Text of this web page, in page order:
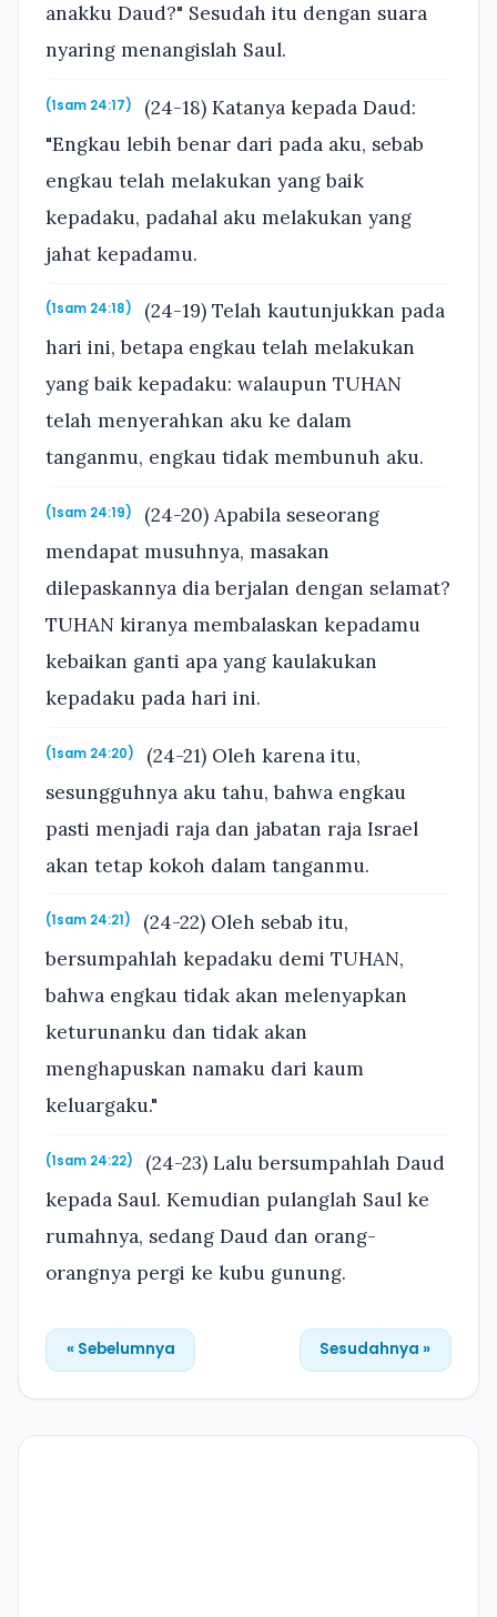
anakku Daud?" Sesudah itu dengan suara
nyaring menangislah Saul.
(1sam 24:17)
(24-18) Katanya kepada Daud:
"Engkau lebih benar dari pada aku, sebab
engkau telah melakukan yang baik
kepadaku, padahal aku melakukan yang
jahat kepadamu.
(1sam 24:18)
(24-19) Telah kautunjukkan pada
hari ini, betapa engkau telah melakukan
yang baik kepadaku: walaupun TUHAN
telah menyerahkan aku ke dalam
tanganmu, engkau tidak membunuh aku.
(1sam 24:19)
(24-20) Apabila seseorang
mendapat musuhnya, masakan
dilepaskannya dia berjalan dengan selamat?
TUHAN kiranya membalaskan kepadamu
kebaikan ganti apa yang kaulakukan
kepadaku pada hari ini.
(1sam 24:20)
(24-21) Oleh karena itu,
sesungguhnya aku tahu, bahwa engkau
pasti menjadi raja dan jabatan raja Israel
akan tetap kokoh dalam tanganmu.
(1sam 24:21)
(24-22) Oleh sebab itu,
bersumpahlah kepadaku demi TUHAN,
bahwa engkau tidak akan melenyapkan
keturunanku dan tidak akan
menghapuskan namaku dari kaum
keluargaku."
(1sam 24:22)
(24-23) Lalu bersumpahlah Daud
kepada Saul. Kemudian pulanglah Saul ke
rumahnya, sedang Daud dan orang-
orangnya pergi ke kubu gunung.
« Sebelumnya Sesudahnya »